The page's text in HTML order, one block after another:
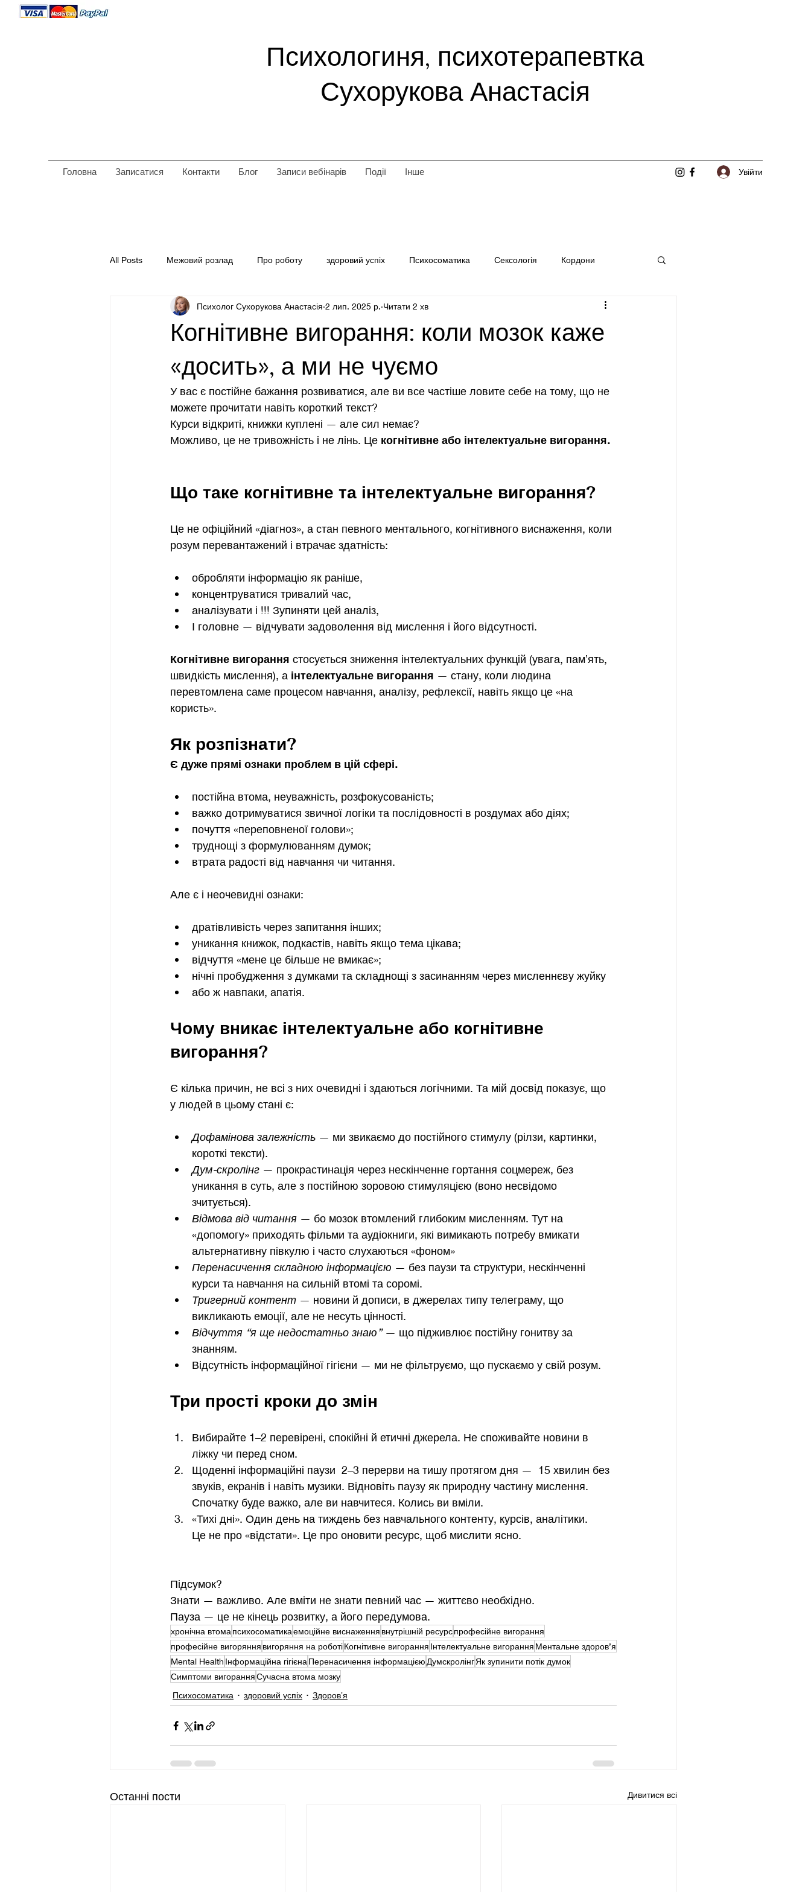
Психологиня, психотерапевтка
Сухорукова Анастасія
Головна Записатися Контакти Блог Записи вебінарів Події Інше Увійти
All Posts Межовий розлад Про роботу здоровий успіх Психосоматика Сексологія Кордони
Про психологію для непсихологів Блог психолога для психолога
Когнітивне вигорання: коли мозок каже
«досить», а ми не чуємо
Психолог Сухорукова Анастасія 2 лип. 2025 р. Читати 2 хв
У вас є постійне бажання розвиватися, але ви все частіше ловите себе на тому, що не
можете прочитати навіть короткий текст?
Курси відкриті, книжки куплені — але сил немає?
Можливо, це не тривожність і не лінь. Це когнітивне або інтелектуальне вигорання.
Що таке когнітивне та інтелектуальне вигорання?
Це не офіційний «діагноз», а стан певного ментального, когнітивного виснаження, коли
розум перевантажений і втрачає здатність:
обробляти інформацію як раніше,
концентруватися тривалий час,
аналізувати і !!! Зупиняти цей аналіз,
І головне — відчувати задоволення від мислення і його відсутності.
Когнітивне вигорання стосується зниження інтелектуальних функцій (увага, памʼять,
швидкість мислення), а інтелектуальне вигорання — стану, коли людина
перевтомлена саме процесом навчання, аналізу, рефлексії, навіть якщо це «на
користь».
Як розпізнати?
Є дуже прямі ознаки проблем в цій сфері.
постійна втома, неуважність, розфокусованість;
важко дотримуватися звичної логіки та послідовності в роздумах або діях;
почуття «переповненої голови»;
труднощі з формулюванням думок;
втрата радості від навчання чи читання.
Але є і неочевидні ознаки:
дратівливість через запитання інших;
уникання книжок, подкастів, навіть якщо тема цікава;
відчуття «мене це більше не вмикає»;
нічні пробудження з думками та складнощі з засинанням через мисленнєву жуйку
або ж навпаки, апатія.
Чому вникає інтелектуальне або когнітивне
вигорання?
Є кілька причин, не всі з них очевидні і здаються логічними. Та мій досвід показує, що
у людей в цьому стані є:
Дофамінова залежність — ми звикаємо до постійного стимулу (рілзи, картинки,
короткі тексти).
Дум-скролінг — прокрастинація через нескінченне гортання соцмереж, без
уникання в суть, але з постійною зоровою стимуляцією (воно несвідомо
зчитується).
Відмова від читання — бо мозок втомлений глибоким мисленням. Тут на
«допомогу» приходять фільми та аудіокниги, які вимикають потребу вмикати
альтернативну півкулю і часто слухаються «фоном»
Перенасичення складною інформацією — без паузи та структури, нескінченні
курси та навчання на сильній втомі та соромі.
Тригерний контент — новини й дописи, в джерелах типу телеграму, що
викликають емоції, але не несуть цінності.
Відчуття “я ще недостатньо знаю” — що підживлює постійну гонитву за
знанням.
Відсутність інформаційної гігієни — ми не фільтруємо, що пускаємо у свій розум.
Три прості кроки до змін
Вибирайте 1–2 перевірені, спокійні й етичні джерела. Не споживайте новини в
ліжку чи перед сном.
Щоденні інформаційні паузи  2–3 перерви на тишу протягом дня —  15 хвилин без
звуків, екранів і навіть музики. Відновіть паузу як природну частину мислення.
Спочатку буде важко, але ви навчитеся. Колись ви вміли.
«Тихі дні». Один день на тиждень без навчального контенту, курсів, аналітики.
Це не про «відстати». Це про оновити ресурс, щоб мислити ясно.
Підсумок?
Знати — важливо. Але вміти не знати певний час — життєво необхідно.
Пауза — це не кінець розвитку, а його передумова.
хронічна втома психосоматикаемоційне виснаження внутрішній ресурспрофесійне вигорання
професійне вигоряння вигоряння на роботіКогнітивне вигорання Інтелектуальне вигорання Ментальне здоров’я
Mental Health Інформаційна гігієна Перенасичення інформацією ДумскролінгЯк зупинити потік думок
Симптоми вигоранняСучасна втома мозку
Психосоматика
здоровий успіх Здоровʼя
Останні пости Дивитися всі